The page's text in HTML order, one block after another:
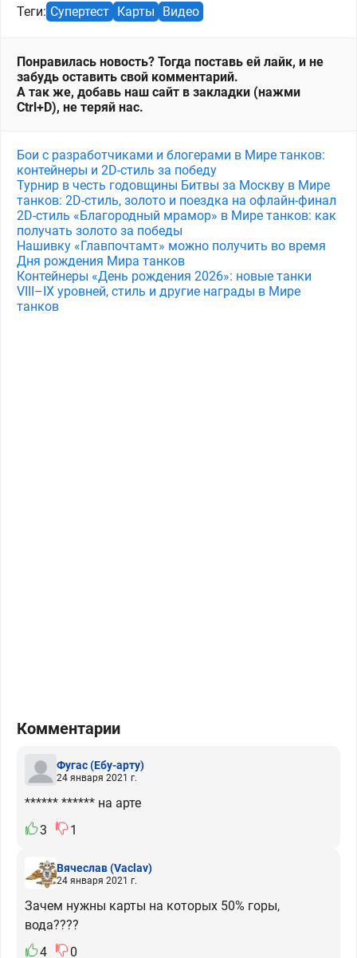
Теги: Супертест Карты Видео
Понравилась новость? Тогда поставь ей лайк, и не
забудь оставить свой комментарий.
А так же, добавь наш сайт в закладки (нажми
Ctrl+D), не теряй нас.
Бои с разработчиками и блогерами в Мире танков:
контейнеры и 2D-стиль за победу
Турнир в честь годовщины Битвы за Москву в Мире
танков: 2D-стиль, золото и поездка на офлайн-финал
2D-стиль «Благородный мрамор» в Мире танков: как
получать золото за победы
Нашивку «Главпочтамт» можно получить во время
Дня рождения Мира танков
Контейнеры «День рождения 2026»: новые танки
VIII–IX уровней, стиль и другие награды в Мире
танков
Комментарии
Фугас(Ебу-арту)
24 января 2021 г.
****** ****** на арте
3
1
Вячеслав(Vaclav)
24 января 2021 г.
Зачем нужны карты на которых 50% горы,
вода????
4
0